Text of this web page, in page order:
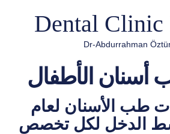
Dental Clinic
Dr-Abdurrahman
أسنان الأطفال
طب الأسنان لعام